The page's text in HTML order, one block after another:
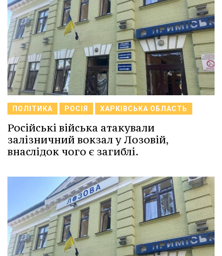
ПОЛІТИКА РОСІЯ ХАРКІВСЬКА ОБЛАСТЬ
Російські війська атакували
залізничний вокзал у Лозовій,
внаслідок чого є загиблі.